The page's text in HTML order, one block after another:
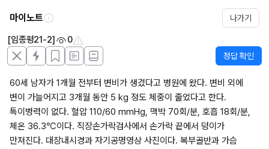
마이노트 나가기
[임종평21-2] 0
정답 확인
60세 남자가 1개월 전부터 변비가 생겼다고 병원에 왔다. 변비 외에
변이 가늘어지고 3개월 동안 5 kg 정도 체중이 줄었다고 한다.
특이병력이 없다. 혈압 110/60 mmHg, 맥박 70회/분, 호흡 18회/분,
체온 36.3℃이다. 직장손가락검사에서 손가락 끝에서 덩이가
만져진다. 대장내시경과 자기공명영상 사진이다. 복부골반과 가슴